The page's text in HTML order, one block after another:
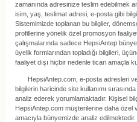
zamanında adresinize teslim edebilmek
isim, yaş, teslimat adresi, e-posta gibi
Sistemimizde toplanan bu bilgiler,
profillerine yönelik özel promosyon
çalışmalarında sadece HepsiAntep
üyelik formlarından topladığı bilgileri,
faaliyet dışı hiçbir nedenle ticari amaçla
HepsiAntep.com, e-posta adresleri ve
bilgilerin haricinde site kullanımı
analiz ederek yorumlamaktadır. Kişisel
HepsiAntep.com müşterilerine daha özel
amacıyla bünyemizde analiz